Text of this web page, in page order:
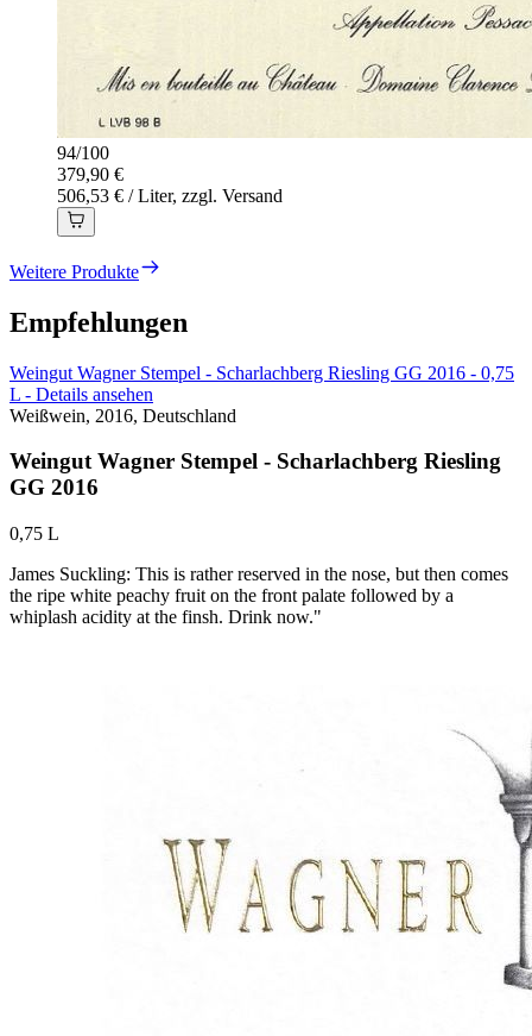
94/100
379,90 €
506,53 € / Liter, zzgl. Versand
Weitere Produkte
Empfehlungen
Weingut Wagner Stempel - Scharlachberg Riesling GG 2016 - 0,75
L - Details ansehen
Weißwein, 2016, Deutschland
Weingut Wagner Stempel - Scharlachberg Riesling
GG 2016
0,75 L
James Suckling: This is rather reserved in the nose, but then comes
the ripe white peachy fruit on the front palate followed by a
whiplash acidity at the finsh. Drink now."